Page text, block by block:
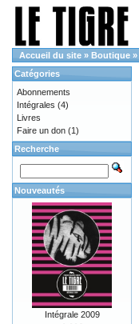
Accueil du site » Boutique »
Catégories
Abonnements
Intégrales (4)
Livres
Faire un don (1)
Recherche
Nouveautés
Intégrale 2009